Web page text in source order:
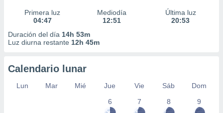
Primera luz
04:47
Mediodía
12:51
Última luz
20:53
Duración del día 14h 53m
Luz diurna restante 12h 45m
Calendario lunar
Lun Mar Mié Jue Vie Sáb
Dom
6
7 8 9